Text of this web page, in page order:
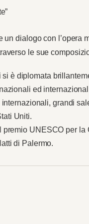
un dialogo con l’opera
le sue
si è diplomata
ed
grandi
Uniti.
UNESCO per la
di Palermo.